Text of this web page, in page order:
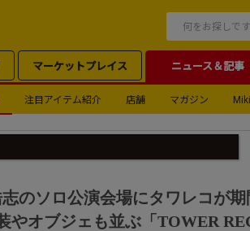
マーケットプレイス ニュース＆記事
注目アイテム紹介 店舗 マガジン
志のソロ公演会場にタワレコが
やオブジェも並ぶ「TOWER